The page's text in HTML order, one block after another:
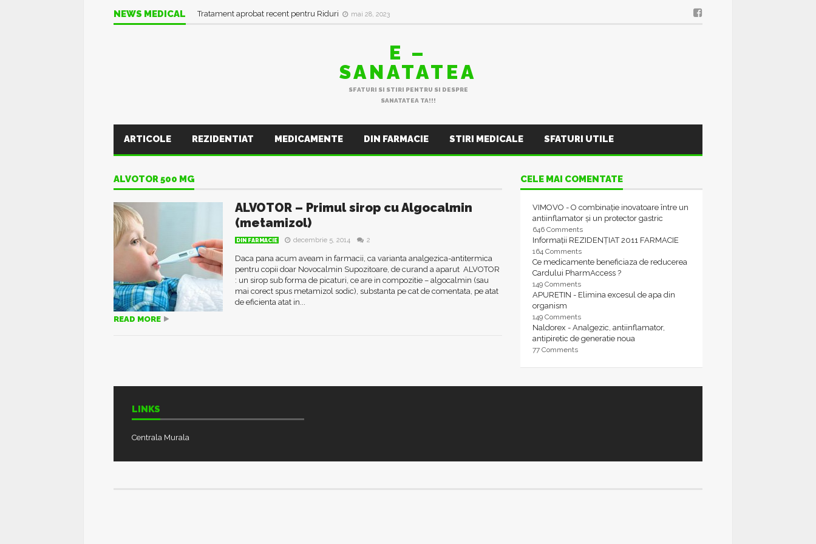
NEWS MEDICAL Tratament aprobat recent pentru Riduri mai 28, 2023
E –
SANATATEA
SFATURI SI STIRI PENTRU SI DESPRE
SANATATEA TA!!!
ARTICOLE REZIDENTIAT MEDICAMENTE DIN FARMACIE STIRI MEDICALE SFATURI UTILE
ALVOTOR 500 MG
ALVOTOR – Primul sirop cu Algocalmin
(metamizol)
DIN FARMACIE decembrie 5, 2014 2
Daca pana acum aveam in farmacii, ca varianta analgezica-antitermica
pentru copii doar Novocalmin Supozitoare, de curand a aparut ALVOTOR
: un sirop sub forma de picaturi, ce are in compozitie – algocalmin (sau
mai corect spus metamizol sodic), substanta pe cat de comentata, pe atat
de eficienta atat in...
READ MORE
CELE MAI COMENTATE
VIMOVO - O combinație inovatoare între un
antiinflamator și un protector gastric
646 Comments
Informații REZIDENȚIAT 2011 FARMACIE
164 Comments
Ce medicamente beneficiaza de reducerea
Cardului PharmAccess ?
149 Comments
APURETIN - Elimina excesul de apa din
organism
149 Comments
Naldorex - Analgezic, antiinflamator,
antipiretic de generatie noua
77 Comments
LINKS
Centrala Murala